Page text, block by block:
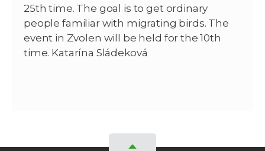
25th time. The goal is to get ordinary
people familiar with migrating birds. The
event in Zvolen will be held for the 10th
time. Katarína Sládeková